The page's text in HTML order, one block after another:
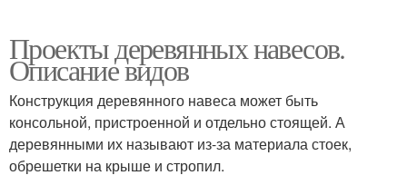
Проекты деревянных навесов.
Описание видов
Конструкция деревянного навеса может быть
консольной, пристроенной и отдельно стоящей. А
деревянными их называют из-за материала стоек,
обрешетки на крыше и стропил.